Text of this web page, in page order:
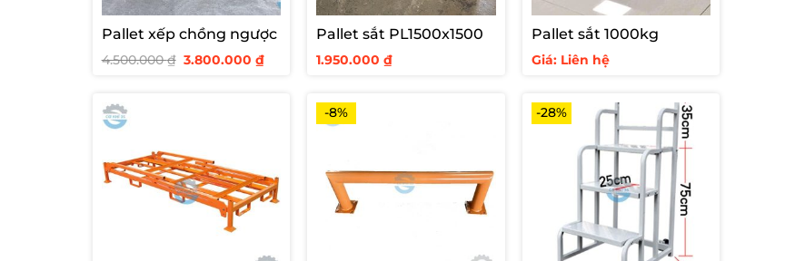
Pallet xếp chồng ngược
4.500.000₫ Giá
3.800.000 ₫Giá
hiện
3.800.000 ₫.
Pallet sắt PL1500x1500
1.950.000₫
Pallet sắt 1000kg
Giá: Liên hệ
-8% -28%